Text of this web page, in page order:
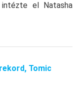
el Natasha
rekord, Tomic